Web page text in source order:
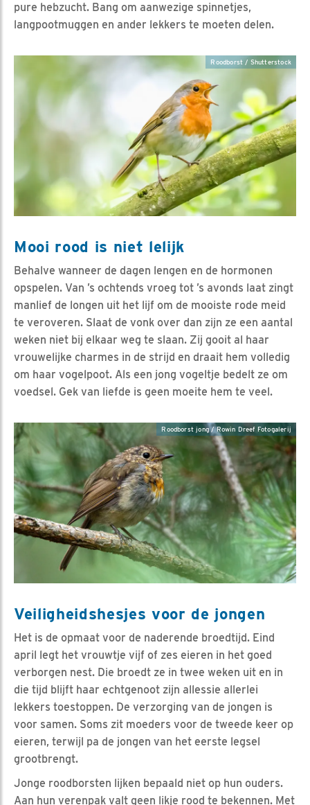
pure hebzucht. Bang om aanwezige spinnetjes,
langpootmuggen en ander lekkers te moeten delen.
Roodborst / Shutterstock
Mooi rood is niet lelijk
Behalve wanneer de dagen lengen en de hormonen
opspelen. Van ’s ochtends vroeg tot ’s avonds laat zingt
manlief de longen uit het lijf om de mooiste rode meid
te veroveren. Slaat de vonk over dan zijn ze een aantal
weken niet bij elkaar weg te slaan. Zij gooit al haar
vrouwelijke charmes in de strijd en draait hem volledig
om haar vogelpoot. Als een jong vogeltje bedelt ze om
voedsel. Gek van liefde is geen moeite hem te veel.
Roodborst jong / Rowin Dreef Fotogalerij
Veiligheidshesjes voor de jongen
Het is de opmaat voor de naderende broedtijd. Eind
april legt het vrouwtje vijf of zes eieren in het goed
verborgen nest. Die broedt ze in twee weken uit en in
die tijd blijft haar echtgenoot zijn allessie allerlei
lekkers toestoppen. De verzorging van de jongen is
voor samen. Soms zit moeders voor de tweede keer op
eieren, terwijl pa de jongen van het eerste legsel
grootbrengt.
Jonge roodborsten lijken bepaald niet op hun ouders.
Aan hun verenpak valt geen likje rood te bekennen. Met